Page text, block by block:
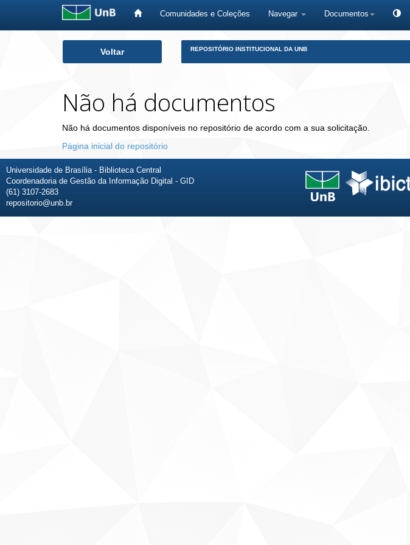
Comunidades e Coleções Navegar Documentos
Voltar REPOSITÓRIO INSTITUCIONAL DA UNB
Não há documentos
Não há documentos disponíveis no repositório de acordo com a sua solicitação.
Página inicial do repositório
Universidade de Brasília - Biblioteca Central
Coordenadoria de Gestão da Informação Digital - GID
(61) 3107-2683
repositorio@unb.br